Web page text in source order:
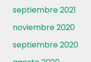
septiembre 2021
noviembre 2020
septiembre 2020